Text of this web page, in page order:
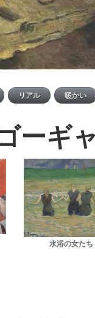
ーギ
水浴の女たち